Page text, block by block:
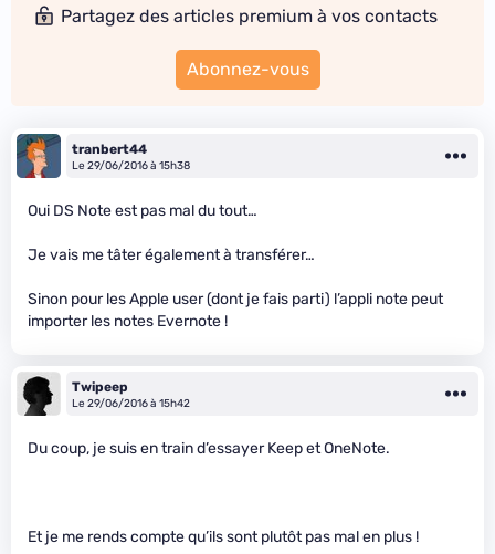
Partagez des articles premium à vos contacts
Abonnez-vous
tranbert44
Le 29/06/2016 à 15h38
Oui DS Note est pas mal du tout…
Je vais me tâter également à transférer…
Sinon pour les Apple user (dont je fais parti) l’appli note peut
importer les notes Evernote !
Twipeep
Le 29/06/2016 à 15h42
Du coup, je suis en train d’essayer Keep et OneNote.
Et je me rends compte qu’ils sont plutôt pas mal en plus !